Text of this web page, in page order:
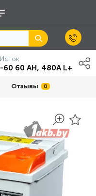
60 AH, 480A L+
Отзывы 0